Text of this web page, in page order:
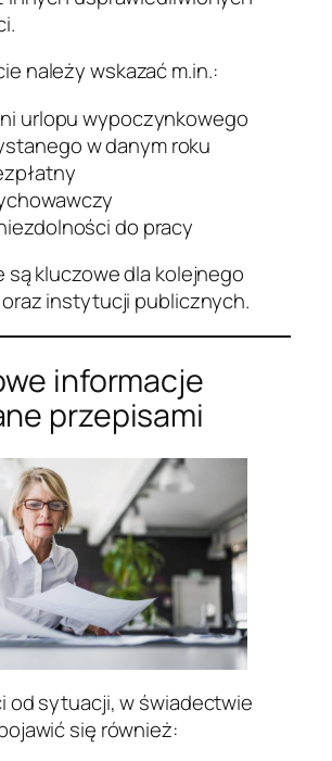
należy wskazać m.in.:
urlopu wypoczynkowego
w danym roku
do pracy
są kluczowe dla kolejnego
instytucji publicznych.
informacje
przepisami
od sytuacji, w świadectwie
się również: